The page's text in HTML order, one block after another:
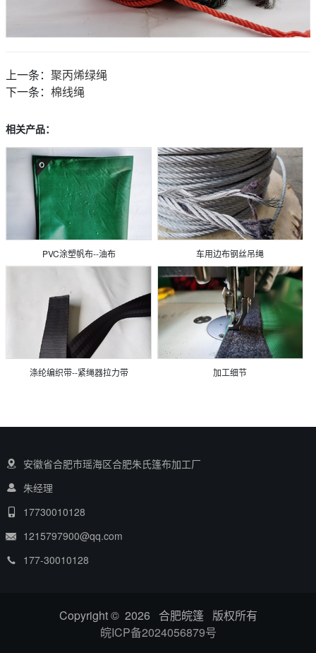
上一条： 聚丙烯绿绳
下一条： 棉线绳
相关产品：
PVC涂塑帆布--油布 车用边布钢丝吊绳
涤纶编织带--紧绳器拉力带 加工细节
安徽省合肥市瑶海区合肥朱氏篷布加工厂
朱经理
17730010128
1215797900@qq.com
177-30010128
Copyright © 2026 合肥皖篷 版权所有
皖ICP备2024056879号